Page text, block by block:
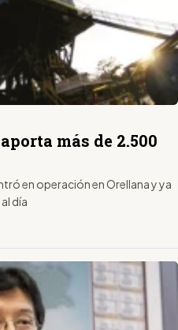
más de 2.500
en operación en Orellana y ya
día